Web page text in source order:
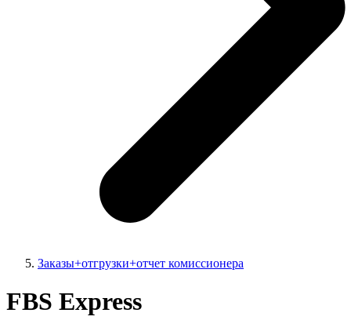
Заказы+отгрузки+отчет комиссионера
FBS Express